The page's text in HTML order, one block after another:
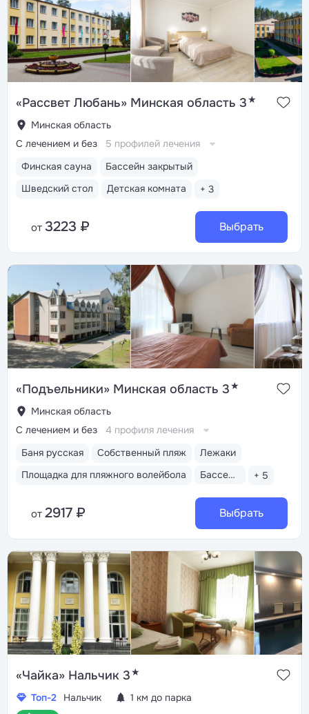
«Рассвет Любань» Минская область 3★
Минская область
Финская сауна
Бассейн закрытый
Шведский стол
Детская комната + 3
С лечением и без 5 профилей лечения
от 3223 ₽ Выбрать
«Подъельники» Минская область 3★
Минская область
Баня русская Собственный пляж
Лежаки
Площадка для пляжного волейбола
Бассейн закрытый + 5
С лечением и без 4 профиля лечения
от 2917 ₽ Выбрать
«Чайка» Нальчик 3★
Топ-2 Нальчик
1 км до парка